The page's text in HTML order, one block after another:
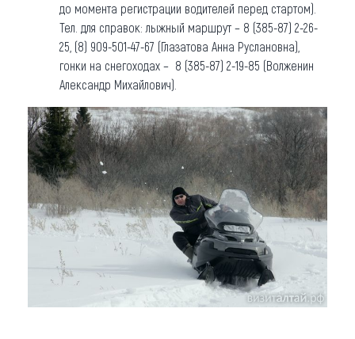
до момента регистрации водителей перед стартом).
Тел. для справок: лыжный маршрут – 8 (385-87) 2-26-
25, (8) 909-501-47-67 (Глазатова Анна Руслановна),
гонки на снегоходах – 8 (385-87) 2-19-85 (Волженин
Александр Михайлович).